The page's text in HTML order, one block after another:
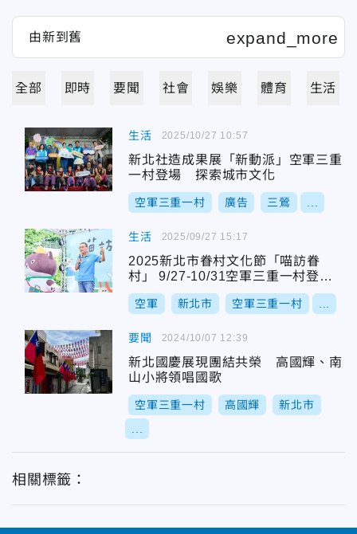
全部 即時 要聞 社會 娛樂 體育 生活
生活
新北社造成果展「新動派」空軍三重
一村登場 探索城市文化
空軍三重一村 廣告 三鶯
2025/10/27 10:57
生活
2025新北市眷村文化節「喵訪眷
村」 9/27-10/31空軍三重一村登
場！
空軍 新北市 空軍三重一村
2025/09/27 15:17
要聞
新北國慶展現團結共榮 高國輝、南
山小將領唱國歌
空軍三重一村 高國輝 新北市
2024/10/07 12:39
相關標籤：